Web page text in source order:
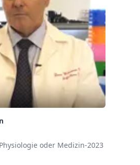
oder Medizin-2023